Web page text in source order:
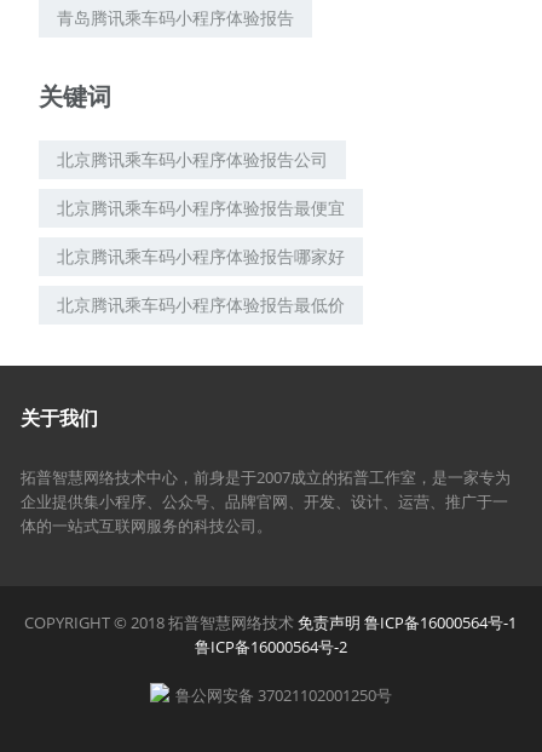
青岛腾讯乘车码小程序体验报告
关键词
北京腾讯乘车码小程序体验报告公司
北京腾讯乘车码小程序体验报告最便宜
北京腾讯乘车码小程序体验报告哪家好
北京腾讯乘车码小程序体验报告最低价
关于我们
拓普智慧网络技术中心，前身是于2007成立的拓普工作室，是一家专为
企业提供集小程序、公众号、品牌官网、开发、设计、运营、推广于一
体的一站式互联网服务的科技公司。
COPYRIGHT © 2018 拓普智慧网络技术免责声明 鲁ICP备16000564号-1
鲁ICP备16000564号-2
鲁公网安备 37021102001250号